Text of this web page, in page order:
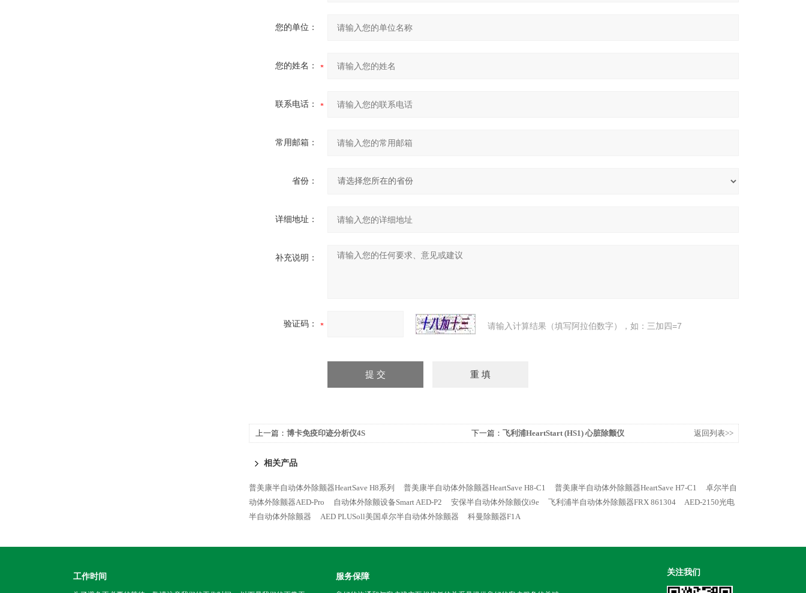
您的单位：
您的姓名：
联系电话：
常用邮箱：
省份：
详细地址：
补充说明：
验证码： 请输入计算结果（填写阿拉伯数字），如：三加四=7
上一篇： 博卡免疫印迹分析仪4S 下一篇： 飞利浦HeartStart (HS1) 心脏除颤仪 返回列表>>
相关产品
普美康半自动体外除颤器HeartSave H8系列 普美康半自动体外除颤器HeartSave H8-C1 普美康半自动体外除颤器HeartSave H7-C1
卓尔半自
动体外除颤器AED-Pro
自动体外除颤设备Smart AED-P2 安保半自动体外除颤仪i9e 飞利浦半自动体外除颤器FRX 861304
AED-2150光电
半自动体外除颤器
AED PLUSoll美国卓尔半自动体外除颤器 科曼除颤器F1A
工作时间 服务保障 关注我们